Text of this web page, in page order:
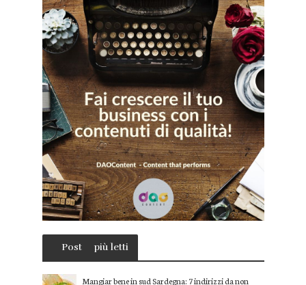
Post più letti
Mangiar bene in sud Sardegna: 7 indirizzi da non